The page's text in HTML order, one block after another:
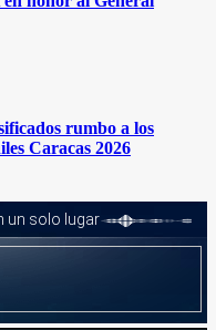
rumbo a los
Caracas 2026